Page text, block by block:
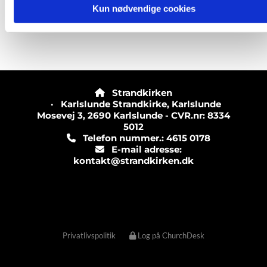
Kun nødvendige cookies

Strandkirken
· Karlslunde Strandkirke, Karlslunde
Mosevej 3, 2690 Karlslunde - CVR.nr: 8334
5012
Telefon nummer.: 4615 0178
E-mail adresse:
kontakt@strandkirken.dk
Privatlivspolitik Log på ChurchDesk